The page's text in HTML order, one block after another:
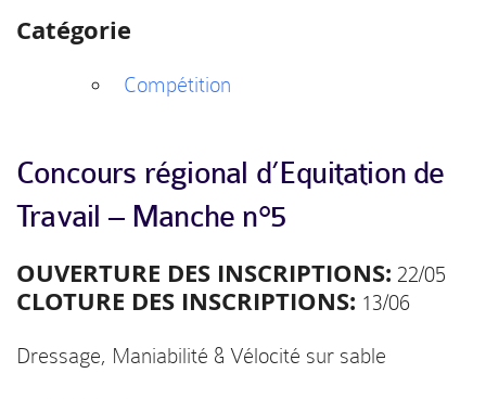
Catégorie
Compétition
Concours régional d’Equitation de
Travail – Manche n°5
OUVERTURE DES INSCRIPTIONS: 22/05
CLOTURE DES INSCRIPTIONS: 13/06
Dressage, Maniabilité & Vélocité sur sable